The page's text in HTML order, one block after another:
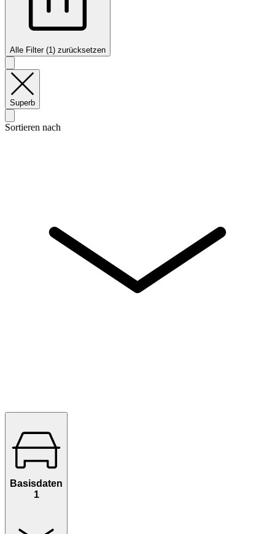
Alle Filter (1) zurücksetzen
Superb
Sortieren nach
Basisdaten
1